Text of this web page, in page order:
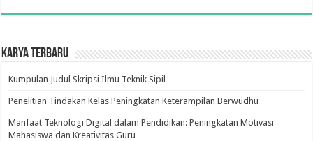
Karya Terbaru
Kumpulan Judul Skripsi Ilmu Teknik Sipil
Penelitian Tindakan Kelas Peningkatan Keterampilan Berwudhu
Manfaat Teknologi Digital dalam Pendidikan: Peningkatan Motivasi
Mahasiswa dan Kreativitas Guru